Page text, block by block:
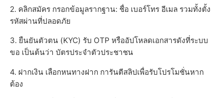
2. คลิกสมัคร กรอกข้อมูลรากฐาน: ชื่อ เบอร์โทร อีเมล รวมทั้งตั้ง
รหัสผ่านที่ปลอดภัย
3. ยืนยันตัวตน (KYC) รับ OTP หรืออัปโหลดเอกสารดังที่ระบบ
ขอ เป็นต้นว่า บัตรประจำตัวประชาชน
4. ฝากเงิน เลือกหนทางฝาก การันตีสลิปเพื่อรับโปรโมชั่นหาก
ต้อง